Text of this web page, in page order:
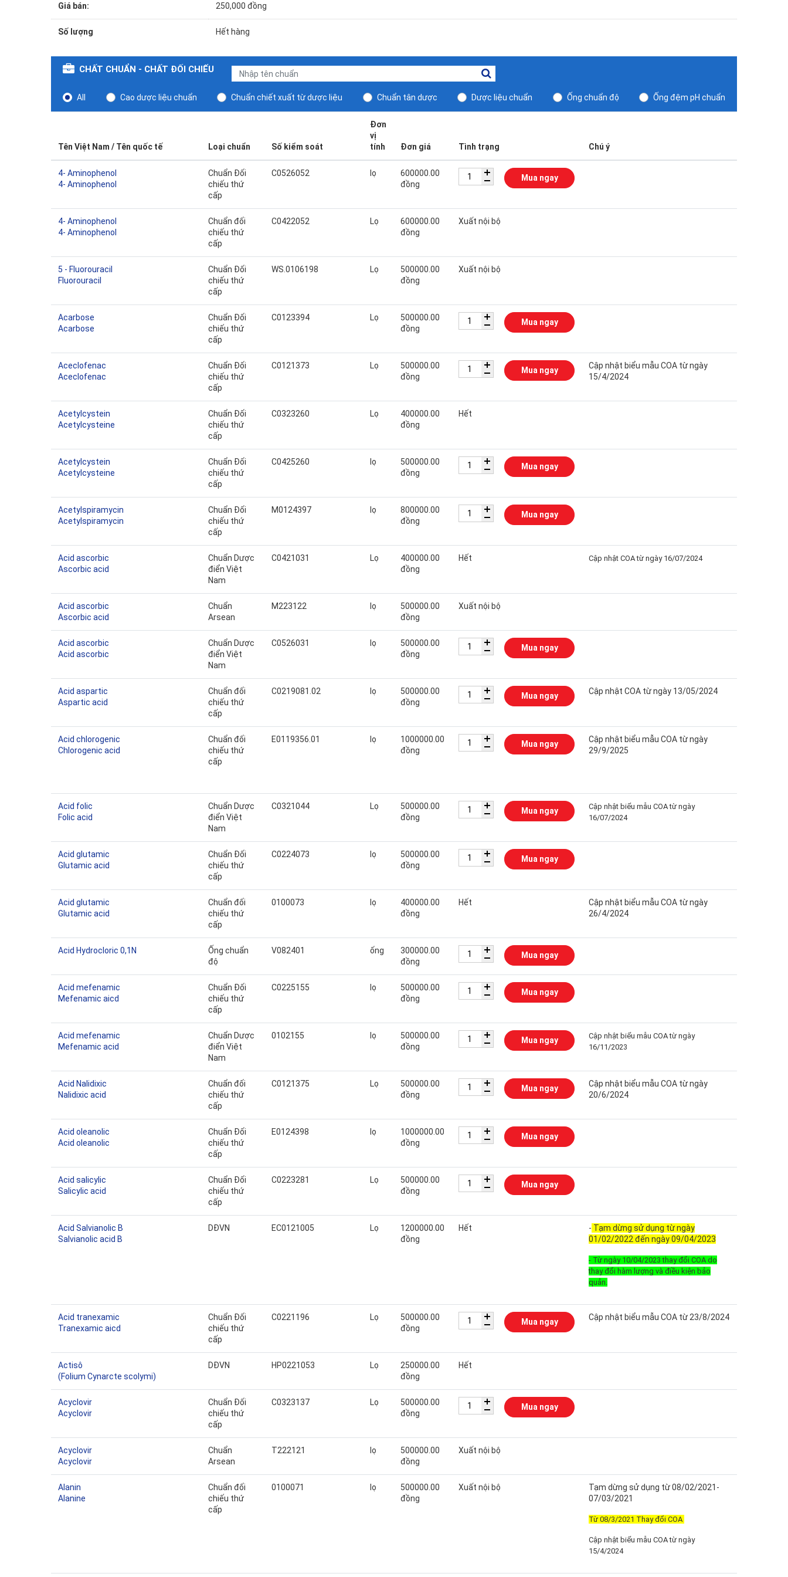
Giá bán: 250,000 đồng
Số lượng Hết hàng
CHẤT CHUẨN - CHẤT ĐỐI CHIẾU
All Cao dược liệu chuẩn Chuẩn chiết xuất từ dược liệu Chuẩn tân dược Dược liệu chuẩn Ống chuẩn độ Ống đệm pH chuẩn
Tên Việt Nam / Tên quốc tế Loại chuẩn Số kiểm soát
Đơn
vị
tính
Đơn giá Tình trạng Chú ý
4- Aminophenol
4- Aminophenol
Chuẩn Đối
chiếu thứ
cấp
C0526052 lọ
600000.00
đồng
Mua ngay
4- Aminophenol
4- Aminophenol
Chuẩn đối
chiếu thứ
cấp
C0422052 Lọ
600000.00
đồng
Xuất nội bộ
5 - Fluorouracil
Fluorouracil
Chuẩn Đối
chiếu thứ
cấp
WS.0106198 Lọ
500000.00
đồng
Xuất nội bộ
Acarbose
Acarbose
Chuẩn Đối
chiếu thứ
cấp
C0123394 Lọ
500000.00
đồng
Mua ngay
Aceclofenac
Aceclofenac
Chuẩn Đối
chiếu thứ
cấp
C0121373 Lọ
500000.00
đồng
Mua ngay
Cập nhật biểu mẫu COA từ ngày
15/4/2024
Acetylcystein
Acetylcysteine
Chuẩn Đối
chiếu thứ
cấp
C0323260 Lọ
400000.00
đồng
Hết
Acetylcystein
Acetylcysteine
Chuẩn Đối
chiếu thứ
cấp
C0425260 lọ
500000.00
đồng
Mua ngay
Acetylspiramycin
Acetylspiramycin
Chuẩn Đối
chiếu thứ
cấp
M0124397 lọ
800000.00
đồng
Mua ngay
Acid ascorbic
Ascorbic acid
Chuẩn Dược
điển Việt
Nam
C0421031 Lọ
400000.00
đồng
Hết Cập nhật COA từ ngày 16/07/2024
Acid ascorbic
Ascorbic acid
Chuẩn
Arsean
M223122 lọ
500000.00
đồng
Xuất nội bộ
Acid ascorbic
Acid ascorbic
Chuẩn Dược
điển Việt
Nam
C0526031 lọ
500000.00
đồng
Mua ngay
Acid aspartic
Aspartic acid
Chuẩn đối
chiếu thứ
cấp
C0219081.02 lọ
500000.00
đồng
Mua ngay Cập nhật COA từ ngày 13/05/2024
Acid chlorogenic
Chlorogenic acid
Chuẩn đối
chiếu thứ
cấp
E0119356.01 lọ
1000000.00
đồng
Mua ngay
Cập nhật biểu mẫu COA từ ngày
29/9/2025
Acid folic
Folic acid
Chuẩn Dược
điển Việt
Nam
C0321044 Lọ
500000.00
đồng
Mua ngay
Cập nhật biểu mẫu COA từ ngày
16/07/2024
Acid glutamic
Glutamic acid
Chuẩn Đối
chiếu thứ
cấp
C0224073 lọ
500000.00
đồng
Mua ngay
Acid glutamic
Glutamic acid
Chuẩn đối
chiếu thứ
cấp
0100073 lọ
400000.00
đồng
Hết
Cập nhật biểu mẫu COA từ ngày
26/4/2024
Acid Hydrocloric 0,1N
Ống chuẩn
độ
V082401 ống
300000.00
đồng
Mua ngay
Acid mefenamic
Mefenamic aicd
Chuẩn Đối
chiếu thứ
cấp
C0225155 lọ
500000.00
đồng
Mua ngay
Acid mefenamic
Mefenamic acid
Chuẩn Dược
điển Việt
Nam
0102155 lọ
500000.00
đồng
Mua ngay
Cập nhật biểu mẫu COA từ ngày
16/11/2023
Acid Nalidixic
Nalidixic acid
Chuẩn đối
chiếu thứ
cấp
C0121375 Lọ
500000.00
đồng
Mua ngay
Cập nhật biểu mẫu COA từ ngày
20/6/2024
Acid oleanolic
Acid oleanolic
Chuẩn Đối
chiếu thứ
cấp
E0124398 lọ
1000000.00
đồng
Mua ngay
Acid salicylic
Salicylic acid
Chuẩn Đối
chiếu thứ
cấp
C0223281 Lọ
500000.00
đồng
Mua ngay
Acid Salvianolic B
Salvianolic acid B
DĐVN EC0121005 Lọ
1200000.00
đồng
Hết - Tạm dừng sử dụng từ ngày
01/02/2022 đến ngày 09/04/2023
- Từ ngày 10/04/2023 thay đổi COA do
thay đổi hàm lượng và điều kiện bảo
quản.
Acid tranexamic
Tranexamic aicd
Chuẩn Đối
chiếu thứ
cấp
C0221196 Lọ
500000.00
đồng
Mua ngay Cập nhật biểu mẫu COA từ 23/8/2024
Actisô
(Folium Cynarcte scolymi)
DĐVN HP0221053 Lọ
250000.00
đồng
Hết
Acyclovir
Acyclovir
Chuẩn Đối
chiếu thứ
cấp
C0323137 Lọ
500000.00
đồng
Mua ngay
Acyclovir
Acyclovir
Chuẩn
Arsean
T222121 lọ
500000.00
đồng
Xuất nội bộ
Alanin
Alanine
Chuẩn đối
chiếu thứ
cấp
0100071 lọ
500000.00
đồng
Xuất nội bộ
Tạm dừng sử dụng từ 08/02/2021-
07/03/2021
Từ 08/3/2021 Thay đổi COA
Cập nhật biểu mẫu COA từ ngày
15/4/2024